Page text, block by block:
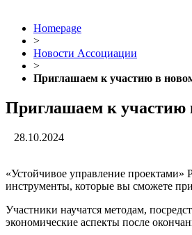
Homepage
>
Новости Ассоциации
>
Приглашаем к участию в
Приглашаем к участию
28.10.2024
«Устойчивое управление
инструменты, которые вы сможете
Участники научатся методам,
экономические аспекты после